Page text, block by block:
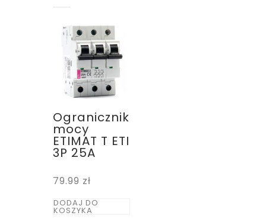
Ogranicznik
mocy
ETIMAT T ETI
3P 25A
79.99 zł
DODAJ DO
KOSZYKA